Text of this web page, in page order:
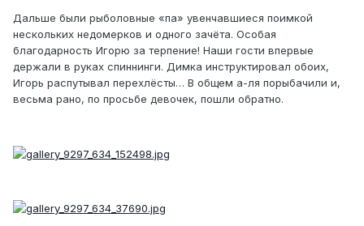
Дальше были рыболовные «па» увенчавшиеся поимкой
нескольких недомерков и одного зачёта. Особая
благодарность Игорю за терпение! Наши гости впервые
держали в руках спиннинги. Димка инструктировал обоих,
Игорь распутывал перехлёсты… В общем а-ля порыбачили и,
весьма рано, по просьбе девочек, пошли обратно.